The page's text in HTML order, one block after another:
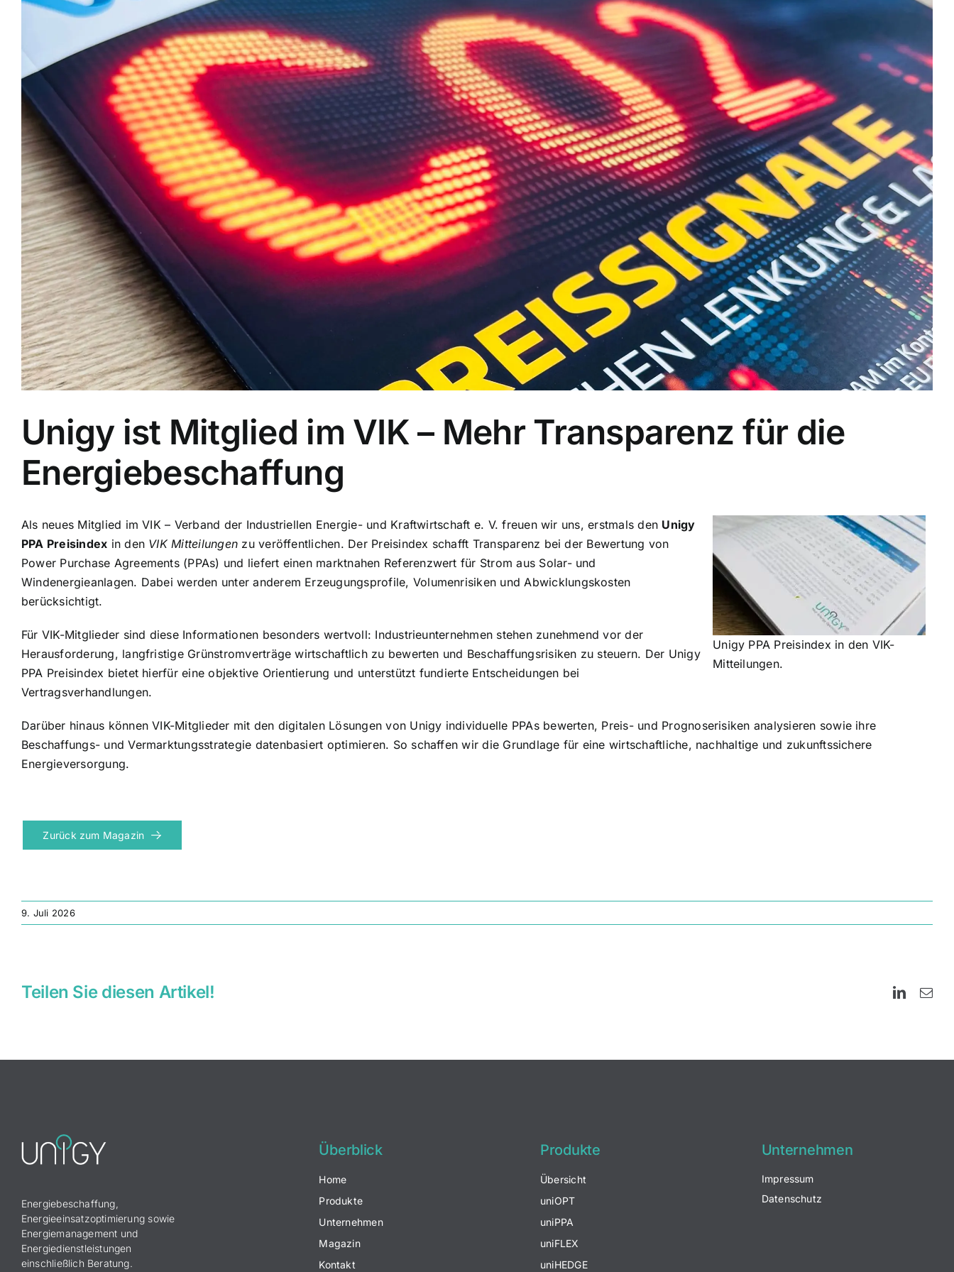
Unigy ist Mitglied im VIK – Mehr Transparenz für die
Energiebeschaffung
Unigy PPA Preisindex in den VIK-
Mitteilungen.
Als neues Mitglied im VIK – Verband der Industriellen Energie- und Kraftwirtschaft e. V. freuen wir uns, erstmals den Unigy
PPA Preisindex in den VIK Mitteilungen zu veröffentlichen. Der Preisindex schafft Transparenz bei der Bewertung von
Power Purchase Agreements (PPAs) und liefert einen marktnahen Referenzwert für Strom aus Solar- und
Windenergieanlagen. Dabei werden unter anderem Erzeugungsprofile, Volumenrisiken und Abwicklungskosten
berücksichtigt.
Für VIK-Mitglieder sind diese Informationen besonders wertvoll: Industrieunternehmen stehen zunehmend vor der
Herausforderung, langfristige Grünstromverträge wirtschaftlich zu bewerten und Beschaffungsrisiken zu steuern. Der Unigy
PPA Preisindex bietet hierfür eine objektive Orientierung und unterstützt fundierte Entscheidungen bei
Vertragsverhandlungen.
Darüber hinaus können VIK-Mitglieder mit den digitalen Lösungen von Unigy individuelle PPAs bewerten, Preis- und Prognoserisiken analysieren sowie ihre
Beschaffungs- und Vermarktungsstrategie datenbasiert optimieren. So schaffen wir die Grundlage für eine wirtschaftliche, nachhaltige und zukunftssichere
Energieversorgung.
Zurück zum Magazin
9. Juli 2026
Teilen Sie diesen Artikel! LinkedIn
E-
Energiebeschaffung,
Energieeinsatzoptimierung sowie
Energiemanagement und
Energiedienstleistungen
einschließlich Beratung.
Überblick
Home
Produkte
Unternehmen
Magazin
Kontakt
Produkte
Übersicht
uniOPT
uniPPA
uniFLEX
uniHEDGE
Unternehmen
Impressum
Datenschutz